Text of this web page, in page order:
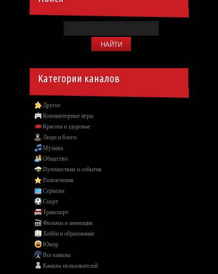
Категории каналов
Другое
Компьютерные игры
Красота и здоровье
Люди и блоги
Музыка
Общество
Путешествия и события
Развлечения
Сериалы
Спорт
Транспорт
Фильмы и анимация
Хобби и образование
Юмор
Все каналы
Каналы пользователей